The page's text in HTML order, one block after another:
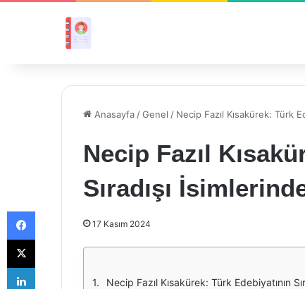
Anasayfa /Genel / Necip Fazıl Kısakürek: Türk
Necip Fazıl
Sıradışı
17 Kasım 2024
Necip Fazıl Kısakürek: Türk Edebiyatının
Facebook
X
LinkedIn